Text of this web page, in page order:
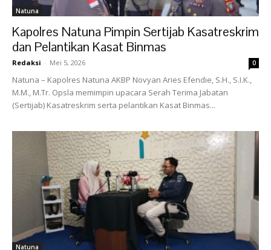
Natuna
Kapolres Natuna Pimpin Sertijab Kasatreskrim
dan Pelantikan Kasat Binmas
Redaksi - Mei 5, 2026 0
‎Natuna – Kapolres Natuna AKBP Novyan Aries Efendie, S.H., S.I.K.,
M.M., M.Tr. Opsla memimpin upacara Serah Terima Jabatan
(Sertijab) Kasatreskrim serta pelantikan Kasat Binmas...
Natuna